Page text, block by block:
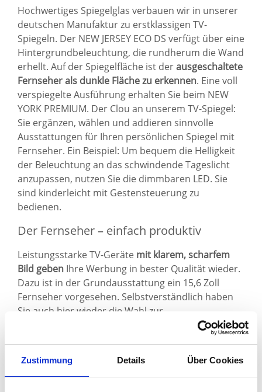
Zustimmung Details Über Cookies
Hochwertiges Spiegelglas verbauen wir in unserer
deutschen Manufaktur zu erstklassigen TV-
Spiegeln. Der NEW JERSEY ECO DS verfügt über eine
Hintergrundbeleuchtung, die rundherum die Wand
erhellt. Auf der Spiegelfläche ist derausgeschaltete
Fernseher als dunkle Fläche zu erkennen. Eine voll
verspiegelte Ausführung erhalten Sie beim NEW
YORK PREMIUM. Der Clou an unserem TV-Spiegel:
Sie ergänzen, wählen und addieren sinnvolle
Ausstattungen für Ihren persönlichen Spiegel mit
Fernseher. Ein Beispiel: Um bequem die Helligkeit
der Beleuchtung an das schwindende Tageslicht
anzupassen, nutzen Sie die dimmbaren LED. Sie
sind kinderleicht mit Gestensteuerung zu
bedienen.
Der Fernseher – einfach produktiv
Leistungsstarke TV-Geräte mit klarem, scharfem
Bild geben Ihre Werbung in bester Qualität wieder.
Dazu ist in der Grundausstattung ein 15,6 Zoll
Fernseher vorgesehen. Selbstverständlich haben
Sie auch hier wieder die Wahl zur
Individualisierung: Fernseher mit verschiedenen
Bildschirmdiagonalen, anderer Auflösung und
ausgezeichneten Features warten auf Ihre
Entscheidung. Legen Sie außerdem fest, an welcher
Stelle des Spiegels der Bildschirm am besten